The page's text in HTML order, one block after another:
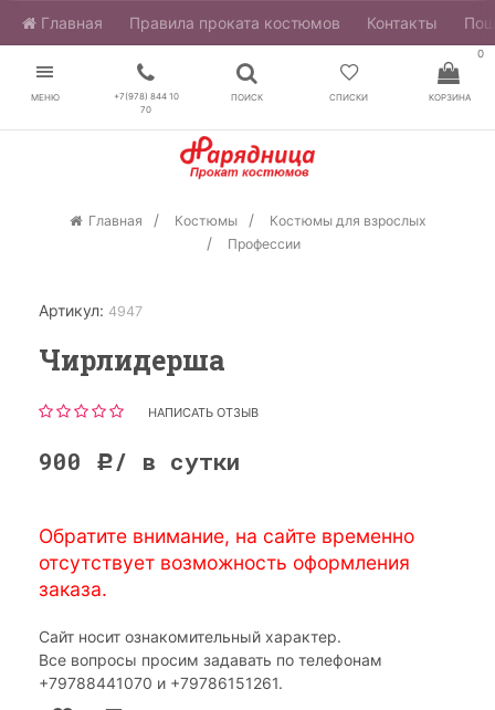
Главная ​Правила проката костюмов Контакты
МЕНЮ
+7(978) 844 10
70
ПОИСК СПИСКИ
0
КОРЗИНА
Главная Костюмы
Костюмы для взрослых
Профессии
Артикул: 4947
Чирлидерша
НАПИСАТЬ ОТЗЫВ
900 Р / в сутки
Обратите внимание, на сайте временно
отсутствует возможность оформления
заказа.
Сайт носит ознакомительный характер.
Все вопросы просим задавать по телефонам
‎+79788441070 и ‎+79786151261.